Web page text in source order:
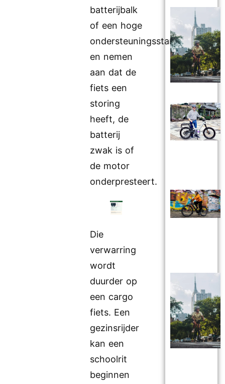
batterijbalk
of een hoge
ondersteuningsstand
en nemen
aan dat de
fiets een
storing
heeft, de
batterij
zwak is of
de motor
onderpresteert.
Die
verwarring
wordt
duurder op
een cargo
fiets. Een
gezinsrijder
kan een
schoolrit
beginnen